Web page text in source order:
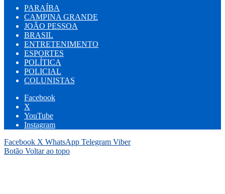
PARAÍBA
CAMPINA GRANDE
JOÃO PESSOA
BRASIL
ENTRETENIMENTO
ESPORTES
POLÍTICA
POLICIAL
COLUNISTAS
Facebook
X
YouTube
Instagram
Facebook X WhatsApp Telegram Viber
Botão Voltar ao topo